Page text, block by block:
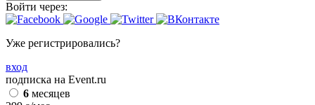
Войти через:
Уже регистрировались?
вход
подписка на Event.ru
6 месяцев